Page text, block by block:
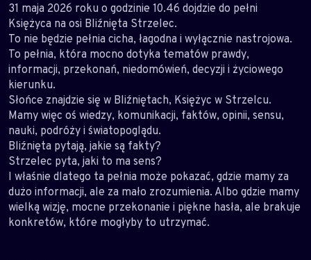
31 maja 2026 roku o godzinie 10.46 dojdzie do pełni
Księżyca na osi Bliźnięta Strzelec.
To nie będzie pełnia cicha, łagodna i wyłącznie nastrojowa.
To pełnia, która mocno dotyka tematów prawdy,
informacji, przekonań, niedomówień, decyzji i życiowego
kierunku.
Słońce znajdzie się w Bliźniętach, Księżyc w Strzelcu.
Mamy więc oś wiedzy, komunikacji, faktów, opinii, sensu,
nauki, podróży i światopoglądu.
Bliźnięta pytają, jakie są fakty?
Strzelec pyta, jaki to ma sens?
I właśnie dlatego ta pełnia może pokazać, gdzie mamy za
dużo informacji, ale za mało zrozumienia. Albo gdzie mamy
wielką wizję, mocne przekonanie i piękne hasła, ale brakuje
konkretów, które mogłyby to utrzymać.